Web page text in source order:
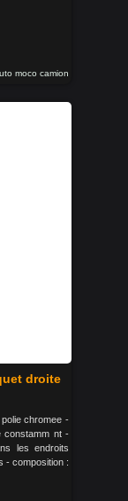
moco camion
droite
chromee -
constamm nt -
les endroits
- composition :